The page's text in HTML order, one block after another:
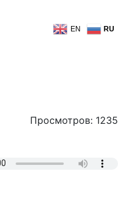
EN RU
Просмотров: 1235